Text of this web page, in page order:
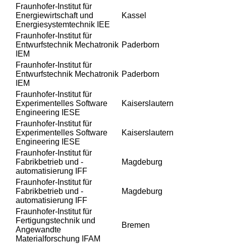
Fraunhofer-Institut für
Energiewirtschaft und
Energiesystemtechnik IEE
Kassel
Fraunhofer-Institut für
Entwurfstechnik Mechatronik
IEM
Paderborn
Fraunhofer-Institut für
Entwurfstechnik Mechatronik
IEM
Paderborn
Fraunhofer-Institut für
Experimentelles Software
Engineering IESE
Kaiserslautern
Fraunhofer-Institut für
Experimentelles Software
Engineering IESE
Kaiserslautern
Fraunhofer-Institut für
Fabrikbetrieb und -
automatisierung IFF
Magdeburg
Fraunhofer-Institut für
Fabrikbetrieb und -
automatisierung IFF
Magdeburg
Fraunhofer-Institut für
Fertigungstechnik und
Angewandte
Materialforschung IFAM
Bremen